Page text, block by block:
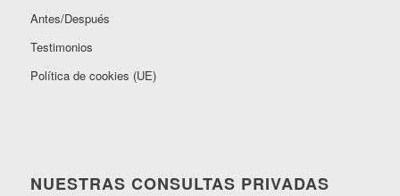
Antes/Después
Testimonios
Política de cookies (UE)
NUESTRAS CONSULTAS PRIVADAS